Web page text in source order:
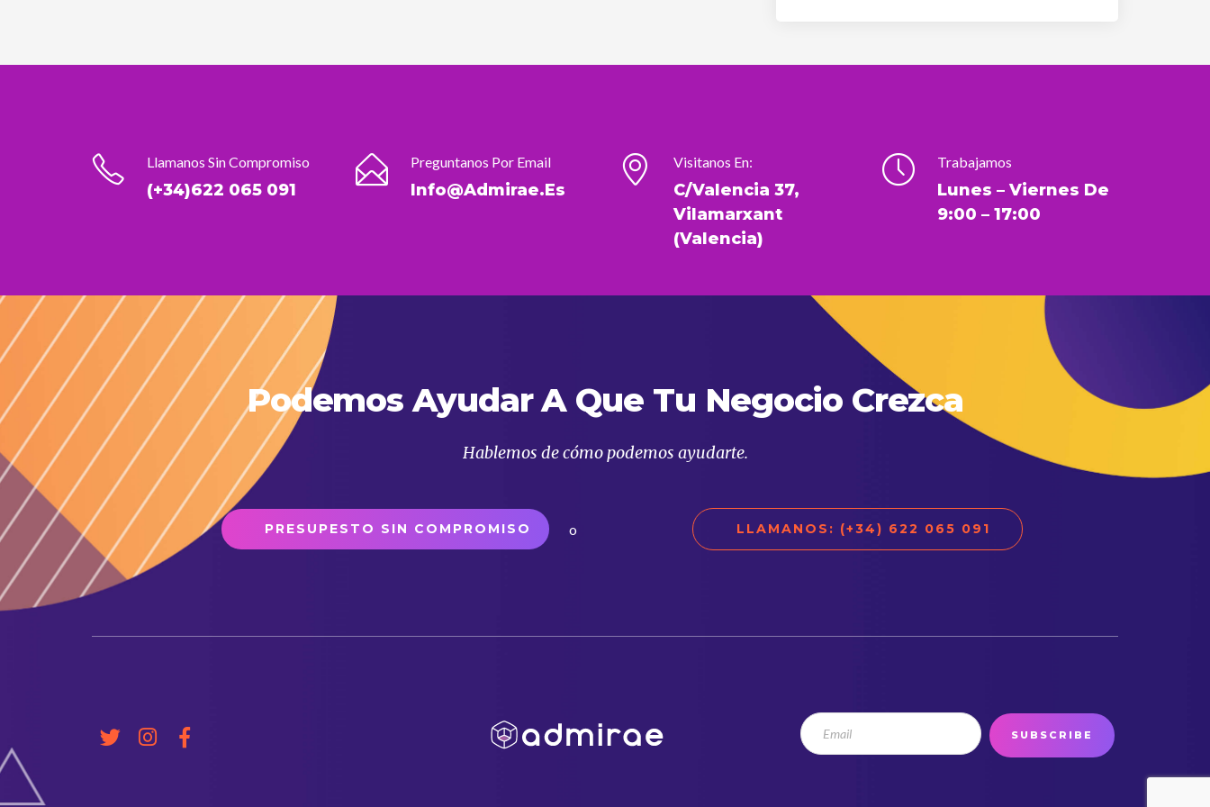
Llamanos Sin Compromiso
(+34)622 065 091
Preguntanos Por Email
Info@admirae.es
Visitanos En:
C/Valencia 37,
Vilamarxant
(Valencia)
Trabajamos
Lunes – Viernes De
9:00 – 17:00
Podemos Ayudar A Que Tu Negocio Crezca
Hablemos de cómo podemos ayudarte.
PRESUPESTO SIN COMPROMISO o LLAMANOS: (+34) 622 065 091